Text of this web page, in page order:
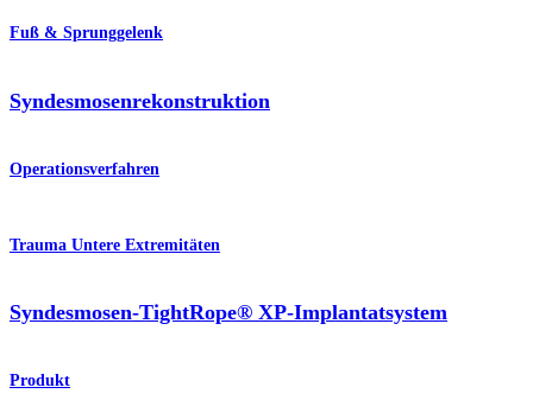
Fuß & Sprunggelenk
Syndesmosenrekonstruktion
Operationsverfahren
Trauma Untere Extremitäten
Syndesmosen-TightRope® XP-Implantatsystem
Produkt